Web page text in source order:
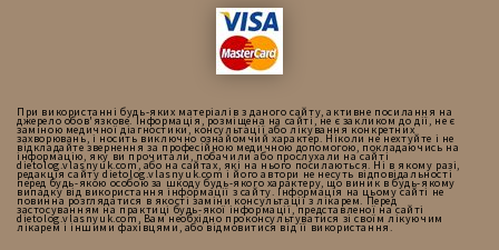
При використанні будь-яких матеріалів з даного сайту, активне посилання на
джерело обов'язкове. Інформація, розміщена на сайті, не є закликом до дії, не є
заміною медичної діагностики, консультації або лікування конкретних
захворювань, і носить виключно ознайомчий характер. Ніколи не нехтуйте і не
відкладайте звернення за професійною медичною допомогою, покладаючись на
інформацію, яку ви прочитали, побачили або прослухали на сайті
dietolog.vlasnyuk.com, або на сайтах, які на нього посилаються. Ні в якому разі,
редакція сайту dietolog.vlasnyuk.com і його автори не несуть відповідальності
перед будь-якою особою за шкоду будь-якого характеру, що виник в будь-якому
випадку від використання інформації з сайту. Інформація на цьому сайті не
повинна розглядатися в якості заміни консультації з лікарем. Перед
застосуванням на практиці будь-якої інформації, представленої на сайті
dietolog.vlasnyuk.com, Вам необхідно проконсультуватися зі своїм лікуючим
лікарем і іншими фахівцями, або відмовитися від її використання.